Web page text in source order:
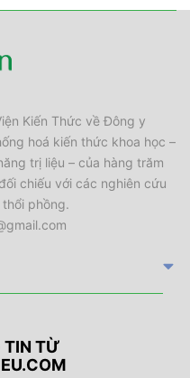
Kiến Thức về Đông y
hoá kiến thức khoa học –
trị liệu – của hàng trăm
chiếu với các nghiên cứu
phồng.
TIN TỪ